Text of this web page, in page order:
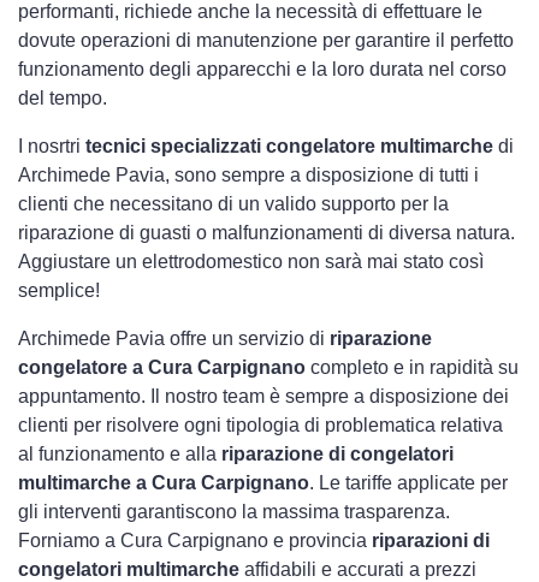
performanti, richiede anche la necessità di effettuare le
dovute operazioni di manutenzione per garantire il perfetto
funzionamento degli apparecchi e la loro durata nel corso
del tempo.
I nosrtri tecnici specializzati congelatore multimarche di
Archimede Pavia, sono sempre a disposizione di tutti i
clienti che necessitano di un valido supporto per la
riparazione di guasti o malfunzionamenti di diversa natura.
Aggiustare un elettrodomestico non sarà mai stato così
semplice!
Archimede Pavia offre un servizio di riparazione
congelatore a Cura Carpignano completo e in rapidità su
appuntamento. Il nostro team è sempre a disposizione dei
clienti per risolvere ogni tipologia di problematica relativa
al funzionamento e alla riparazione di congelatori
multimarche a Cura Carpignano. Le tariffe applicate per
gli interventi garantiscono la massima trasparenza.
Forniamo a Cura Carpignano e provincia riparazioni di
congelatori multimarche affidabili e accurati a prezzi